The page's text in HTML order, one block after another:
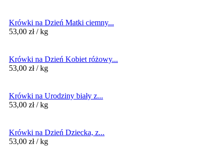
Krówki na Dzień Matki ciemny...
53,00 zł / kg
Krówki na Dzień Kobiet różowy...
53,00 zł / kg
Krówki na Urodziny biały z...
53,00 zł / kg
Krówki na Dzień Dziecka, z...
53,00 zł / kg